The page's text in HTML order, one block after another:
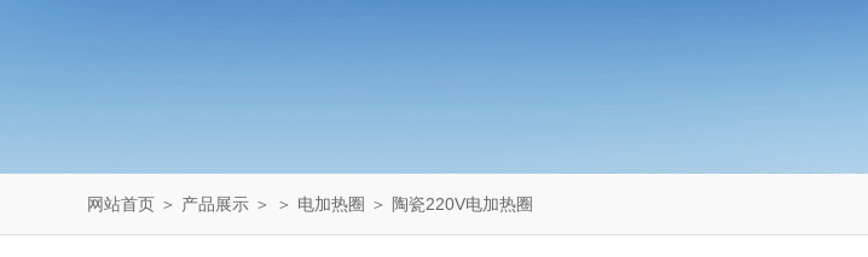
网站首页 ＞ 产品展示 ＞ ＞ 电加热圈 ＞ 陶瓷220V电加热圈